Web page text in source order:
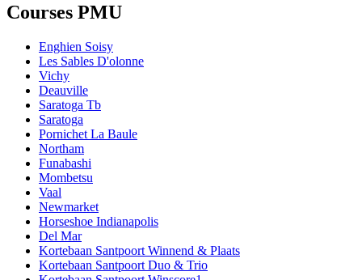
Courses PMU
Enghien Soisy
Les Sables D'olonne
Vichy
Deauville
Saratoga Tb
Saratoga
Pornichet La Baule
Northam
Funabashi
Mombetsu
Vaal
Newmarket
Horseshoe Indianapolis
Del Mar
Kortebaan Santpoort Winnend & Plaats
Kortebaan Santpoort Duo & Trio